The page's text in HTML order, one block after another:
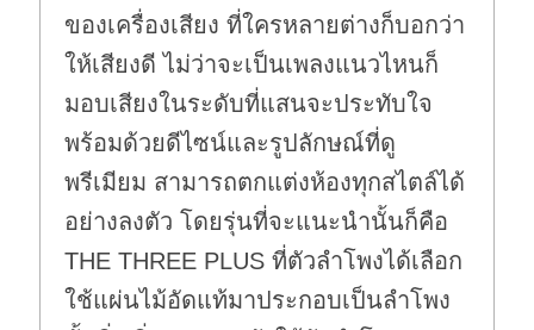
ของเครื่องเสียง ที่ใครหลายต่างก็บอกว่า
ให้เสียงดี ไม่ว่าจะเป็นเพลงแนวไหนก็
มอบเสียงในระดับที่แสนจะประทับใจ
พร้อมด้วยดีไซน์และรูปลักษณ์ที่ดู
พรีเมียม สามารถตกแต่งห้องทุกสไตล์ได้
อย่างลงตัว โดยรุ่นที่จะแนะนำนั้นก็คือ
THE THREE PLUS ที่ตัวลำโพงได้เลือก
ใช้แผ่นไม้อัดแท้มาประกอบเป็นลำโพง